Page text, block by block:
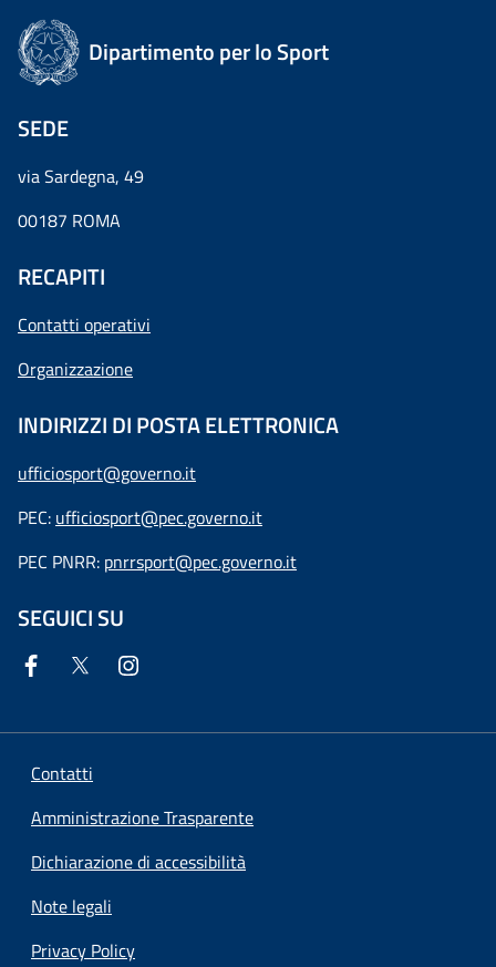
Dipartimento per lo Sport
SEDE
via Sardegna, 49
00187 ROMA
RECAPITI
Contatti operativi
Organizzazione
INDIRIZZI DI POSTA ELETTRONICA
ufficiosport@governo.it
PEC: ufficiosport@pec.governo.it
PEC PNRR: pnrrsport@pec.governo.it
SEGUICI SU
Contatti
Amministrazione Trasparente
Dichiarazione di accessibilità
Note legali
Privacy Policy